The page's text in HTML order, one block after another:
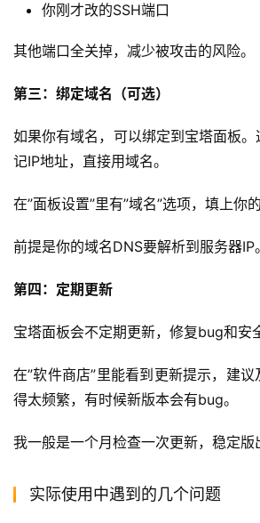
你刚才改的SSH端口
其他端口全关掉，减少被攻击的风险。
第三：绑定域名（可选）
如果你有域名，可以绑定到宝塔面板。
记IP地址，直接用域名。
在”面板设置”里有”域名”选项，填上你
前提是你的域名DNS要解析到服务器IP。
第四：定期更新
宝塔面板会不定期更新，修复bug和安
在”软件商店”里能看到更新提示，建
得太频繁，有时候新版本会有bug。
我一般是一个月检查一次更新，稳定版
实际使用中遇到的几个问题